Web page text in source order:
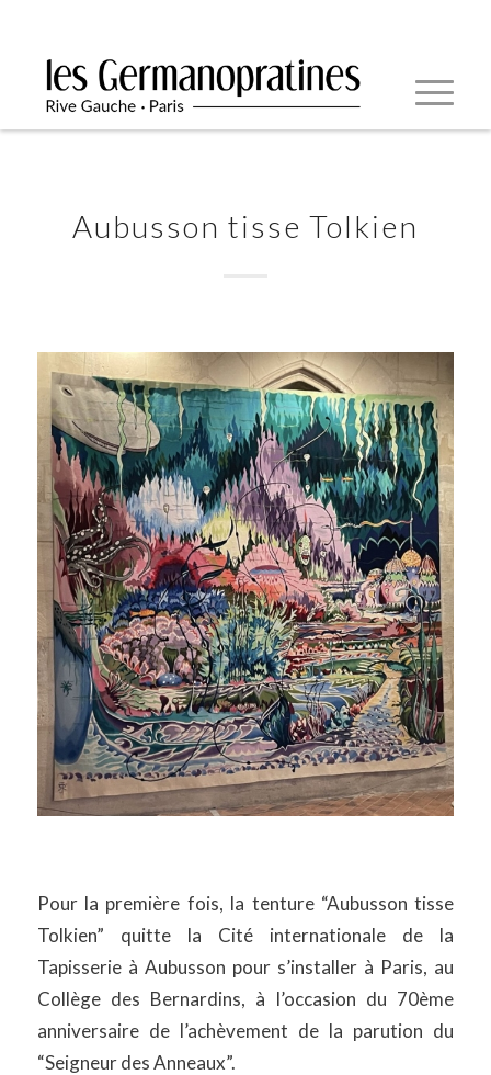
Aubusson tisse Tolkien
Pour la première fois, la tenture “Aubusson tisse
Tolkien” quitte la Cité internationale de la
Tapisserie à Aubusson pour s’installer à Paris, au
Collège des Bernardins, à l’occasion du 70ème
anniversaire de l’achèvement de la parution du
“Seigneur des Anneaux”.